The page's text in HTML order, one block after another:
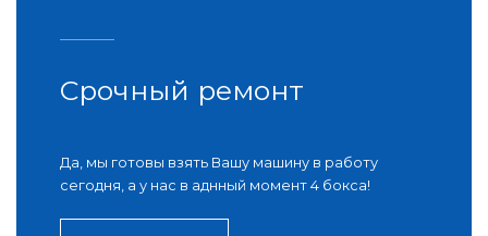
Срочный ремонт
Да, мы готовы взять Вашу машину в работу
сегодня, а у нас в аднный момент 4 бокса!